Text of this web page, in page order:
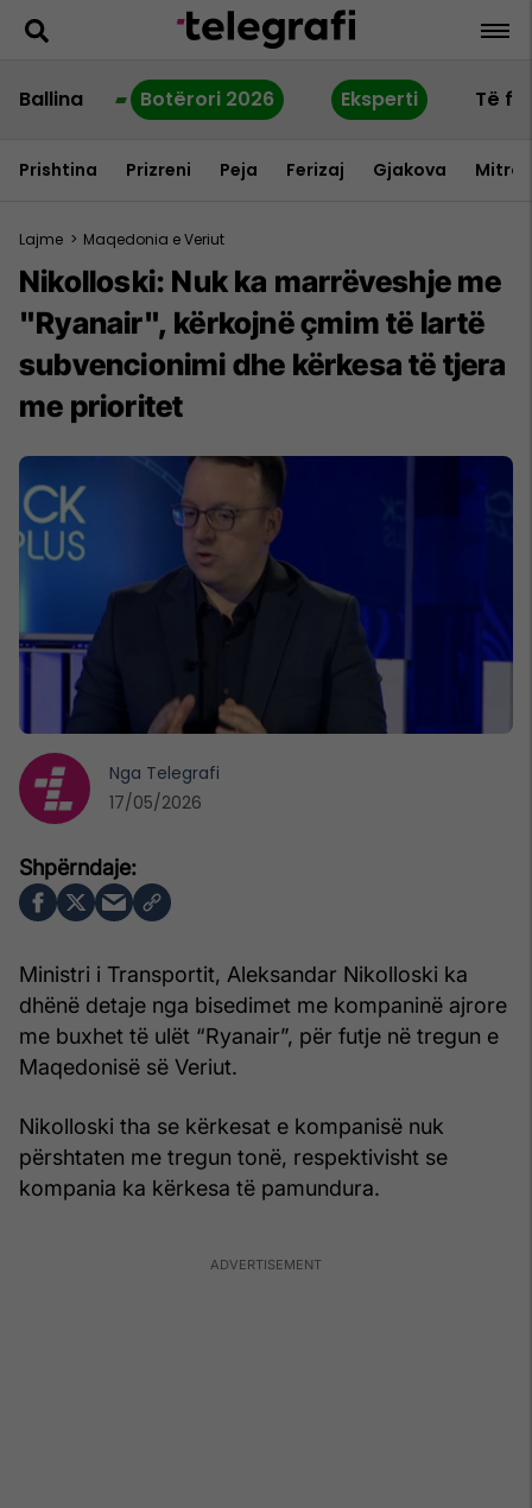
Ballina Botërori 2026 Eksperti Të
Prishtina Prizreni Peja Ferizaj Gjakova
Lajme > Maqedonia e Veriut
Nikolloski: Nuk ka marrëveshje me
"Ryanair", kërkojnë çmim të lartë
subvencionimi dhe kërkesa të tjera
me prioritet
Ministri i Transportit, Aleksandar Nikolloski ka
dhënë detaje nga bisedimet me kompaninë ajrore
me buxhet të ulët “Ryanair”, për futje në tregun e
Maqedonisë së Veriut.
Nikolloski tha se kërkesat e kompanisë nuk
përshtaten me tregun tonë, respektivisht se
kompania ka kërkesa të pamundura.
Nga Telegrafi
17/05/2026